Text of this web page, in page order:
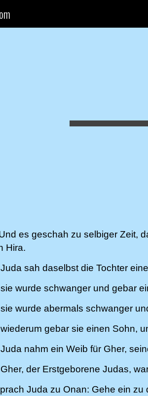
es geschah zu selbiger Zeit,
Hira.
sah daselbst die Tochter
wurde schwanger und gebar
wurde abermals schwanger
gebar sie einen Sohn,
nahm ein Weib für Gher,
der Erstgeborene Judas,
Juda zu Onan: Gehe ein